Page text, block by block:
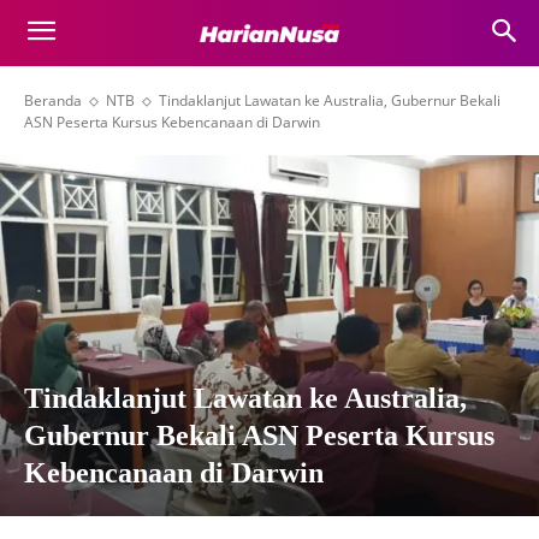
Beranda NTB
Tindaklanjut Lawatan ke Australia, Gubernur Bekali
ASN Peserta Kursus Kebencanaan di Darwin
Tindaklanjut Lawatan ke Australia,
Gubernur Bekali ASN Peserta Kursus
Kebencanaan di Darwin